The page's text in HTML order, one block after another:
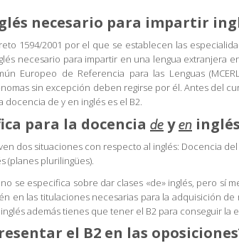
necesario para impartir
1594/2001 por el que se establecen las
necesario para impartir en una lengua extranjera
Europeo de Referencia para las Lenguas
sin excepción deben regirse por él. Antes del
docencia de y en inglés es el B2.
para la docencia de yen
dos situaciones con respecto al inglés: Docencia
(planes plurilingües).
se especifica sobre dar clases «de» inglés, pero sí
en las titulaciones necesarias para la adquisición
además tienes que tener el B2 para conseguir la
el B2 en las